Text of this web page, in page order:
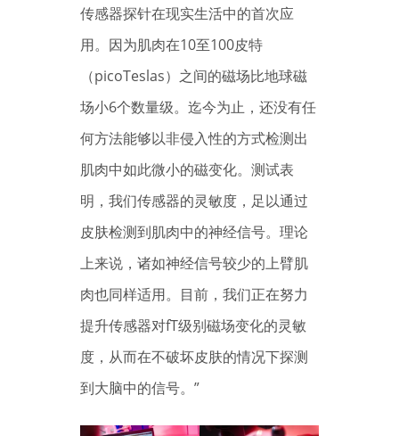
传感器探针在现实生活中的首次应
用。因为肌肉在10至100皮特
（picoTeslas）之间的磁场比地球磁
场小6个数量级。迄今为止，还没有任
何方法能够以非侵入性的方式检测出
肌肉中如此微小的磁变化。测试表
明，我们传感器的灵敏度，足以通过
皮肤检测到肌肉中的神经信号。理论
上来说，诸如神经信号较少的上臂肌
肉也同样适用。目前，我们正在努力
提升传感器对fT级别磁场变化的灵敏
度，从而在不破坏皮肤的情况下探测
到大脑中的信号。”